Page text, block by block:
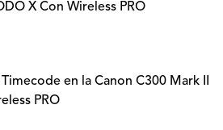
X Con Wireless PRO
en la Canon C300 Mark II
PRO